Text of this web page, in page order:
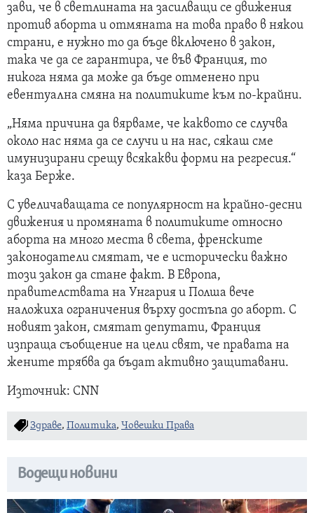
зави, че в светлината на засилващи се движения
против аборта и отмяната на това право в някои
страни, е нужно то да бъде включено в закон,
така че да се гарантира, че във Франция, то
никога няма да може да бъде отменено при
евентуална смяна на политиките към по-крайни.
„Няма причина да вярваме, че каквото се случва
около нас няма да се случи и на нас, сякаш сме
имунизирани срещу всякакви форми на регресия.“
каза Берже.
С увеличаващата се популярност на крайно-десни
движения и промяната в политиките относно
аборта на много места в света, френските
законодатели смятат, че е исторически важно
този закон да стане факт. В Европа,
правителствата на Унгария и Полша вече
наложиха ограничения върху достъпа до аборт. С
новият закон, смятат депутати, Франция
изпраща съобщение на цели свят, че правата на
жените трябва да бъдат активно защитавани.
Източник: CNN
Здраве, Политика, Човешки Права
Водещи новини